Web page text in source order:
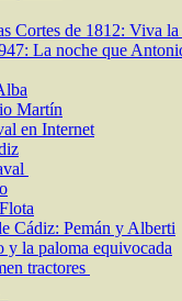
Cortes de 1812: Viva la
La noche que
Martín
en Internet
Cádiz: Pemán y Alberti
y la paloma equivocada
tractores